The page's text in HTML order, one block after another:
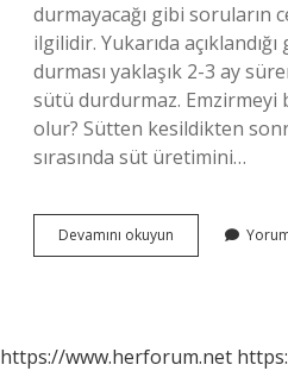
durmayacağı gibi soruların
ilgilidir. Yukarıda
durması yaklaşık 2-3 ay
sütü durdurmaz. Emzirmeyi
olur? Sütten kesildikten
sırasında süt üretimini…
Devamını okuyun Bebeğin
Memeyi
https://www.herforum.net